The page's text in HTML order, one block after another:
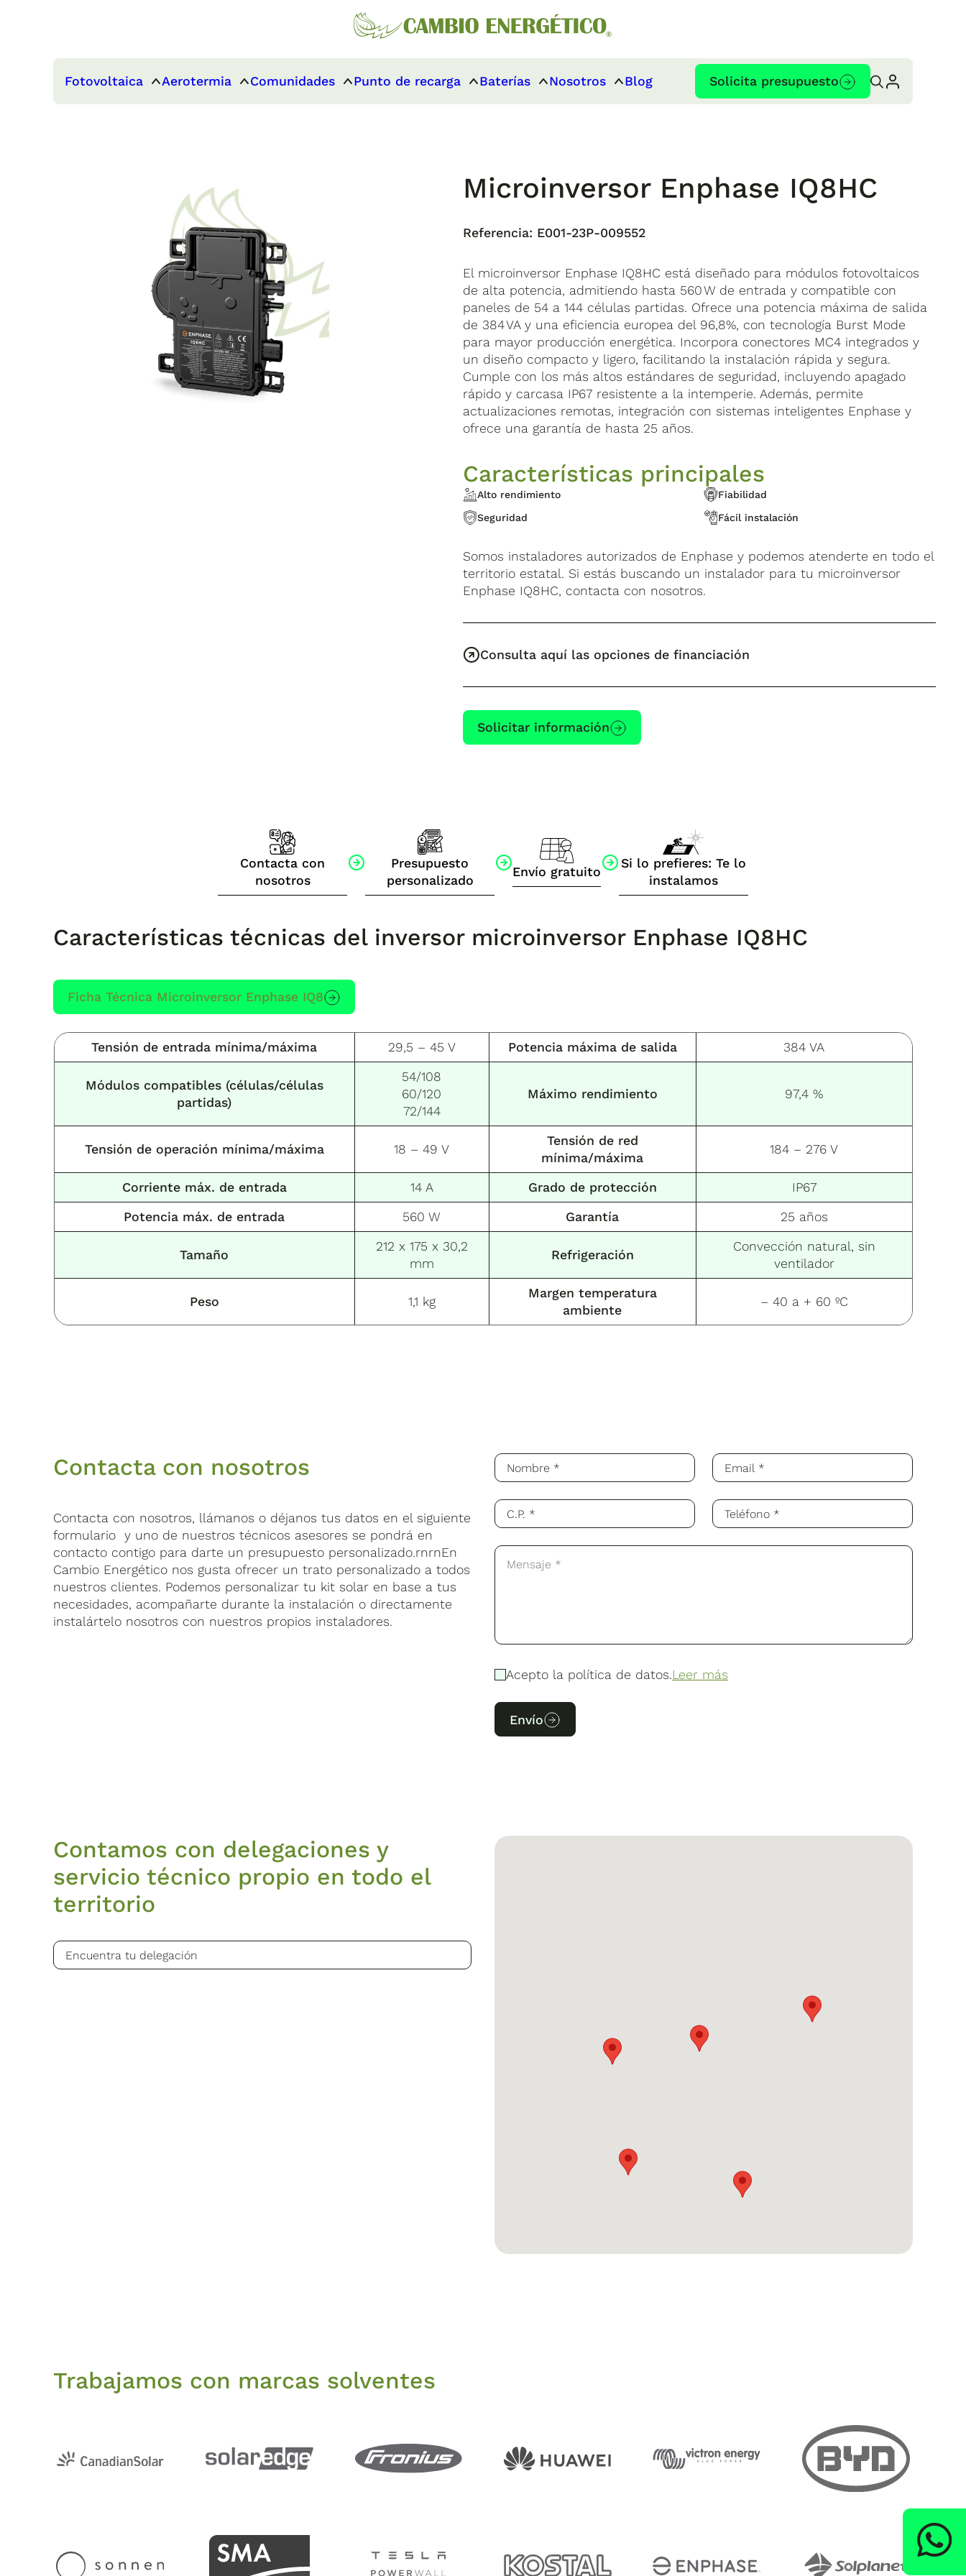
Fotovoltaica Aerotermia Comunidades Punto de recarga Baterías Nosotros Blog Solicita presupuesto
Microinversor Enphase IQ8HC
Referencia: E001-23P-009552
El microinversor Enphase IQ8HC está diseñado para módulos fotovoltaicos
de alta potencia, admitiendo hasta 560 W de entrada y compatible con
paneles de 54 a 144 células partidas. Ofrece una potencia máxima de salida
de 384 VA y una eficiencia europea del 96,8%, con tecnología Burst Mode
para mayor producción energética. Incorpora conectores MC4 integrados y
un diseño compacto y ligero, facilitando la instalación rápida y segura.
Cumple con los más altos estándares de seguridad, incluyendo apagado
rápido y carcasa IP67 resistente a la intemperie. Además, permite
actualizaciones remotas, integración con sistemas inteligentes Enphase y
ofrece una garantía de hasta 25 años.
Características principales
Alto rendimiento
Fiabilidad
Seguridad
Fácil instalación
Somos instaladores autorizados de Enphase y podemos atenderte en todo el
territorio estatal. Si estás buscando un instalador para tu microinversor
Enphase IQ8HC, contacta con nosotros.
Consulta aquí las opciones de financiación
Solicitar información
Contacta con
nosotros
Presupuesto
personalizado
Envío gratuito
Si lo prefieres: Te lo
instalamos
Características técnicas del inversor microinversor Enphase IQ8HC
Ficha Técnica Microinversor Enphase IQ8
Tensión de entrada mínima/máxima 29,5 – 45 V Potencia máxima de salida 384 VA
Módulos compatibles (células/células
partidas)
54/108
60/120
72/144
Máximo rendimiento 97,4 %
Tensión de operación mínima/máxima 18 – 49 V
Tensión de red
mínima/máxima
184 – 276 V
Corriente máx. de entrada 14 A Grado de protección
IP67
Potencia máx. de entrada
560 W Garantía 25 años
Tamaño
212 x 175 x 30,2
mm
Refrigeración
Convección natural, sin
ventilador
Peso 1,1 kg
Margen temperatura
ambiente
– 40 a + 60 ºC
Contacta con nosotros
Contacta con nosotros, llámanos o déjanos tus datos en el siguiente
formulario y uno de nuestros técnicos asesores se pondrá en
contacto contigo para darte un presupuesto personalizado.rnrnEn
Cambio Energético nos gusta ofrecer un trato personalizado a todos
nuestros clientes. Podemos personalizar tu kit solar en base a tus
necesidades, acompañarte durante la instalación o directamente
instalártelo nosotros con nuestros propios instaladores.
Acepto la política de datos.Leer más
Envío
Contamos con delegaciones y
servicio técnico propio en todo el
territorio
Trabajamos con marcas solventes